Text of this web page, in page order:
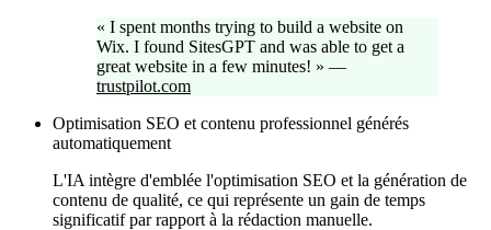
« I spent months trying to build a website on
Wix. I found SitesGPT and was able to get a
great website in a few minutes! » —
trustpilot.com
Optimisation SEO et contenu professionnel générés
automatiquement
L'IA intègre d'emblée l'optimisation SEO et la génération de
contenu de qualité, ce qui représente un gain de temps
significatif par rapport à la rédaction manuelle.